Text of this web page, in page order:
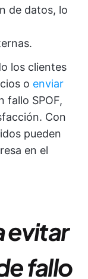
de datos, lo
los clientes
o enviar
fallo SPOF,
Con
pueden
en el
evitar
fallo